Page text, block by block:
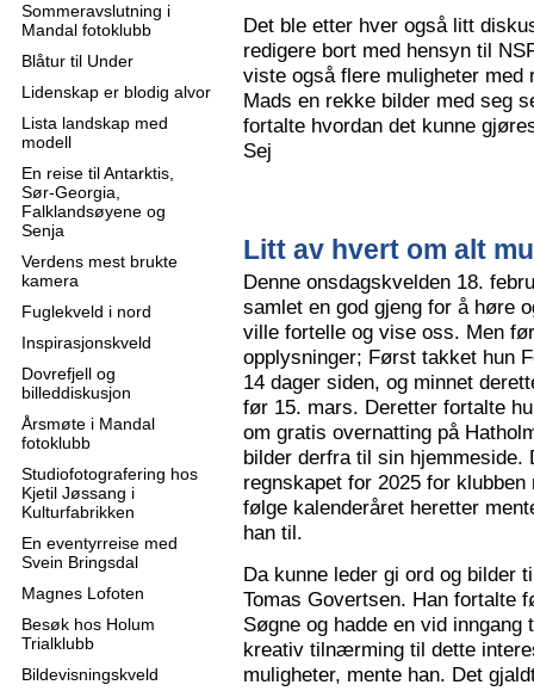
Sommeravslutning i
Mandal fotoklubb
Blåtur til Under
Lidenskap er blodig alvor
Lista landskap med
modell
En reise til Antarktis,
Sør-Georgia,
Falklandsøyene og
Senja
Verdens mest brukte
kamera
Fuglekveld i nord
Inspirasjonskveld
Dovrefjell og
billeddiskusjon
Årsmøte i Mandal
fotoklubb
Studiofotografering hos
Kjetil Jøssang i
Kulturfabrikken
En eventyrreise med
Svein Bringsdal
Magnes Lofoten
Besøk hos Holum
Trialklubb
Bildevisningskveld
Det ble etter hver også litt
redigere bort med hensyn til
viste også flere muligheter
Mads en rekke bilder med seg
fortalte hvordan det kunne
Sej
Litt av hvert om alt
Denne onsdagskvelden 18.
samlet en god gjeng for å høre
ville fortelle og vise oss. Men
opplysninger; Først takket hun
14 dager siden, og minnet
før 15. mars. Deretter fortalte
om gratis overnatting på
bilder derfra til sin hjemmeside.
regnskapet for 2025 for
følge kalenderåret heretter
han til.
Da kunne leder gi ord og bilder
Tomas Govertsen. Han fortalte
Søgne og hadde en vid
kreativ tilnærming til dette
muligheter, mente han. Det